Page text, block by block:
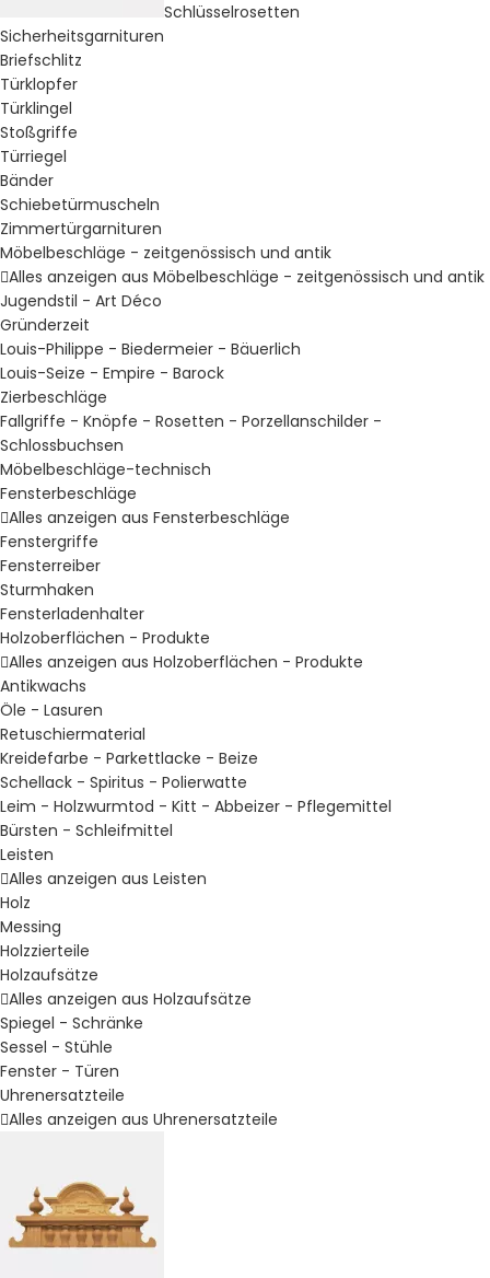
Schlüsselrosetten
Sicherheitsgarnituren
Briefschlitz
Türklopfer
Türklingel
Stoßgriffe
Türriegel
Bänder
Schiebetürmuscheln
Zimmertürgarnituren
Möbelbeschläge - zeitgenössisch und antik
Alles anzeigen aus Möbelbeschläge - zeitgenössisch und antik
Jugendstil - Art Déco
Gründerzeit
Louis-Philippe - Biedermeier - Bäuerlich
Louis-Seize - Empire - Barock
Zierbeschläge
Fallgriffe - Knöpfe - Rosetten - Porzellanschilder -
Schlossbuchsen
Möbelbeschläge-technisch
Fensterbeschläge
Alles anzeigen aus Fensterbeschläge
Fenstergriffe
Fensterreiber
Sturmhaken
Fensterladenhalter
Holzoberflächen - Produkte
Alles anzeigen aus Holzoberflächen - Produkte
Antikwachs
Öle - Lasuren
Retuschiermaterial
Kreidefarbe - Parkettlacke - Beize
Schellack - Spiritus - Polierwatte
Leim - Holzwurmtod - Kitt - Abbeizer - Pflegemittel
Bürsten - Schleifmittel
Leisten
Alles anzeigen aus Leisten
Holz
Messing
Holzzierteile
Holzaufsätze
Alles anzeigen aus Holzaufsätze
Spiegel - Schränke
Sessel - Stühle
Fenster - Türen
Uhrenersatzteile
Alles anzeigen aus Uhrenersatzteile